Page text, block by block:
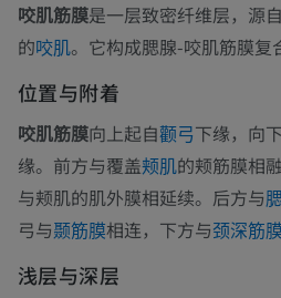
咬肌筋膜是一层致密纤维层，源自
的咬肌。它构成腮腺-咬肌筋膜复
位置与附着
咬肌筋膜向上起自颧弓下缘，向
缘。前方与覆盖颊肌的颊筋膜相
与颊肌的肌外膜相延续。后方与
弓与颞筋膜相连，下方与颈深筋
浅层与深层